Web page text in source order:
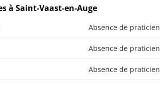
à Saint-Vaast-en-Auge
Absence de praticien
Absence de praticien
Absence de praticien